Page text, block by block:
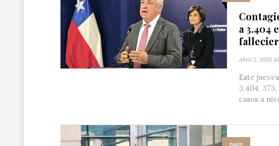
a 3.404
Abril 2, 2020
Este
3.404,
casos a